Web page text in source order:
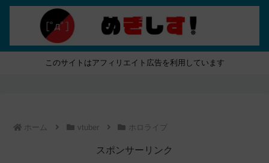
このサイトはアフィリエイト広告を利用しています
ホーム vtuber ホロライブ
スポンサーリンク